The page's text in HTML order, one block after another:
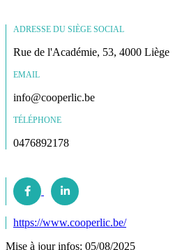
ADRESSE DU SIÈGE SOCIAL
Rue de l'Académie, 53, 4000 Liège
EMAIL
info@cooperlic.be
TÉLÉPHONE
0476892178
https://www.cooperlic.be/
Mise à jour infos: 05/08/2025